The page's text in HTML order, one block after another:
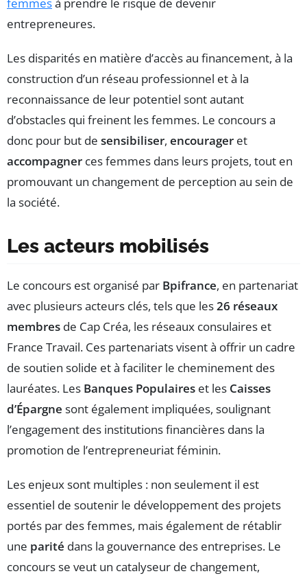
femmesà prendre le risque de devenir
entrepreneures.
Les disparités en matière d’accès au financement, à la
construction d’un réseau professionnel et à la
reconnaissance de leur potentiel sont autant
d’obstacles qui freinent les femmes. Le concours a
donc pour but de sensibiliser, encourager et
accompagner ces femmes dans leurs projets, tout en
promouvant un changement de perception au sein de
la société.
Les acteurs mobilisés
Le concours est organisé par Bpifrance, en partenariat
avec plusieurs acteurs clés, tels que les26 réseaux
membres de Cap Créa, les réseaux consulaires et
France Travail. Ces partenariats visent à offrir un cadre
de soutien solide et à faciliter le cheminement des
lauréates. Les Banques Populaires et les Caisses
d’Épargne sont également impliquées, soulignant
l’engagement des institutions financières dans la
promotion de l’entrepreneuriat féminin.
Les enjeux sont multiples : non seulement il est
essentiel de soutenir le développement des projets
portés par des femmes, mais également de rétablir
une parité dans la gouvernance des entreprises. Le
concours se veut un catalyseur de changement,